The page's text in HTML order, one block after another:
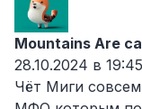
Mountains Are
28.10.2024 в 19:45
Чёт Миги